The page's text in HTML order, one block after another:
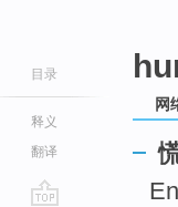
目录
释义
翻译
网